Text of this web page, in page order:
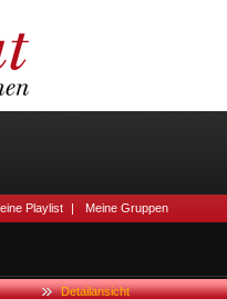
Playlist | Meine Gruppen
Detailansicht